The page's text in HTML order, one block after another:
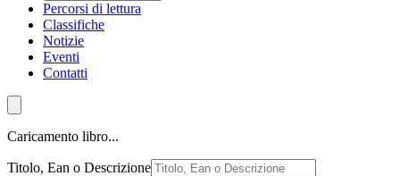
Percorsi di lettura
Classifiche
Notizie
Eventi
Contatti
Caricamento libro...
Titolo, Ean o Descrizione